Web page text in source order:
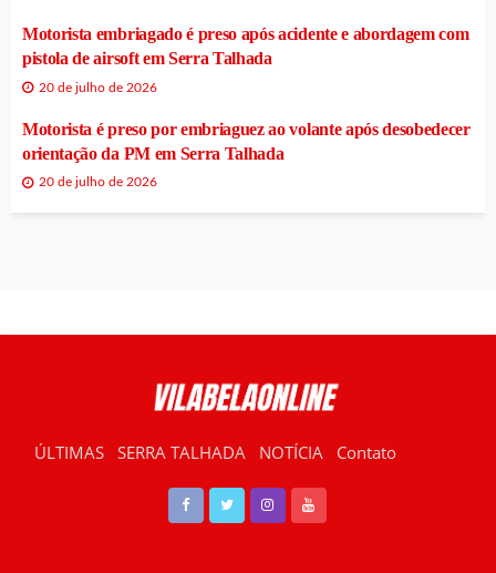
Motorista embriagado é preso após acidente e abordagem com
pistola de airsoft em Serra Talhada
20 de julho de 2026
Motorista é preso por embriaguez ao volante após desobedecer
orientação da PM em Serra Talhada
20 de julho de 2026
ÚLTIMAS SERRA TALHADA NOTÍCIA Contato